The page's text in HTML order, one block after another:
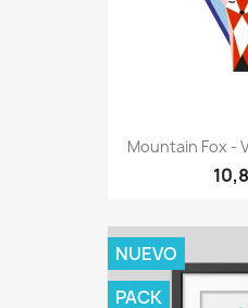
Mountain Fox -
NUEVO
PACK